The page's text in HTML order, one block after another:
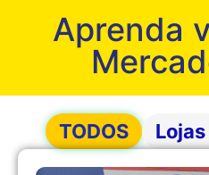
Aprenda
TODOS